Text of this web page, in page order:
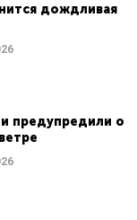
дождливая
предупредили о